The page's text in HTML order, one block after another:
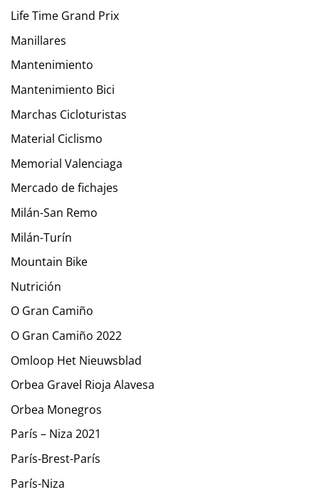
Life Time Grand Prix
Manillares
Mantenimiento
Mantenimiento Bici
Marchas Cicloturistas
Material Ciclismo
Memorial Valenciaga
Mercado de fichajes
Milán-San Remo
Milán-Turín
Mountain Bike
Nutrición
O Gran Camiño
O Gran Camiño 2022
Omloop Het Nieuwsblad
Orbea Gravel Rioja Alavesa
Orbea Monegros
París – Niza 2021
París-Brest-París
París-Niza